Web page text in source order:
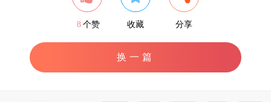
8 个赞 收藏 分享
换一篇